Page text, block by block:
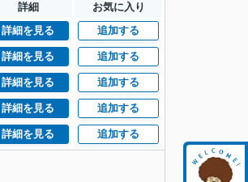
詳細 お気に入り
詳細を見る 追加する
詳細を見る 追加する
詳細を見る 追加する
詳細を見る 追加する
詳細を見る 追加する